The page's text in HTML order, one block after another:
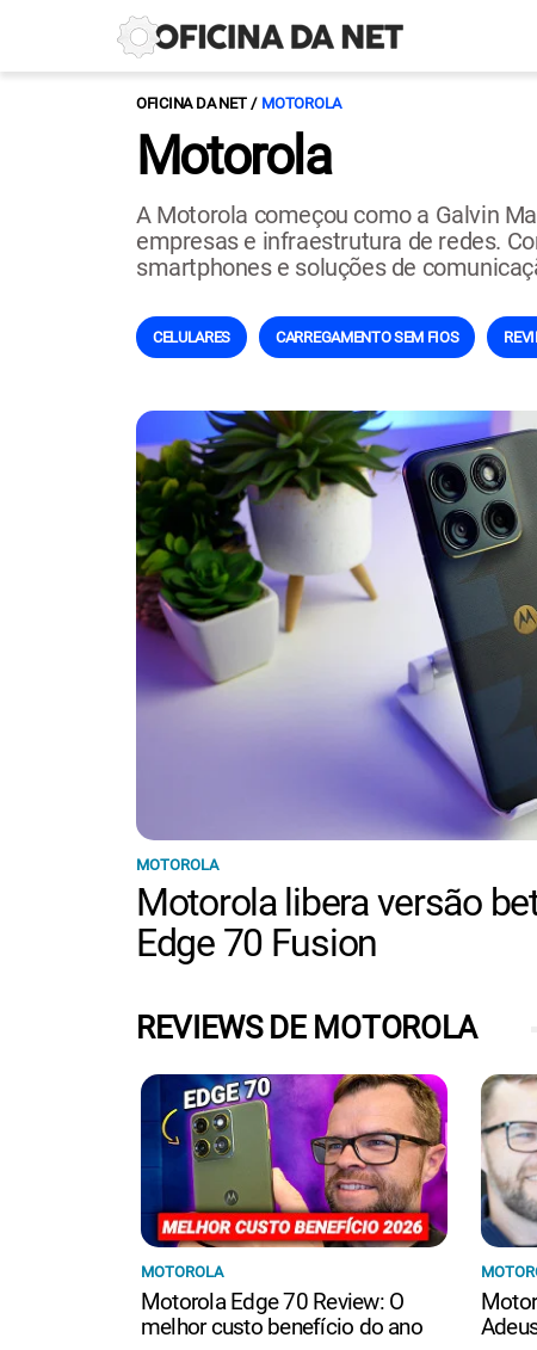
OFICINA DA NET MOTOROLA
Motorola
A Motorola começou como a Galvin
empresas e infraestrutura de redes.
smartphones e soluções de
CELULARES CARREGAMENTO SEM FIOS
MOTOROLA
Motorola libera versão
Edge 70 Fusion
REVIEWS DE MOTOROLA
MOTOROLA
Motorola Edge 70 Review: O
melhor custo benefício do ano